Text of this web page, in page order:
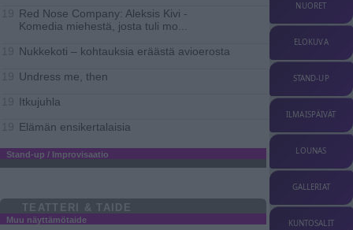
Red Nose Company: Aleksis Kivi -
Komedia miehestä, josta tuli mo
Nukkekoti – kohtauksia eräästä avioerosta
Undress me, then
Itkujuhla
Elämän ensikertalaisia
Stand-up / Improvisaatio
TEATTERI & TAIDE
Muu näyttämötaide
NUORET
ELOKUVA
STAND-UP
ILMAISPÄIVÄT
LOUNAS
GALLERIAT
KUNTOSALIT